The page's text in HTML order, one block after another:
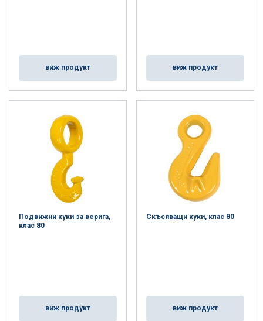
виж продукт виж продукт
Подвижни куки за верига,
клас 80
виж продукт
Скъсяващи куки, клас 80
виж продукт